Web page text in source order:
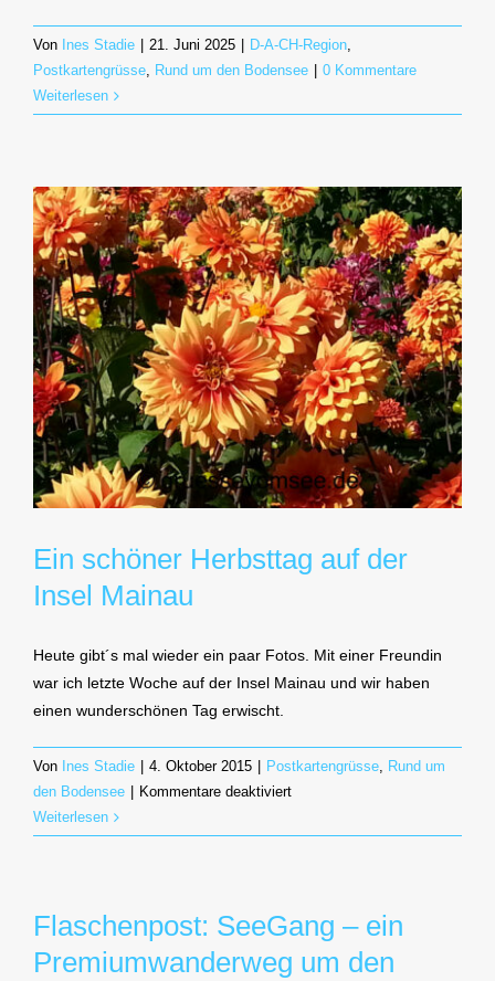
Von Ines Stadie 21. Juni 2025 D-A-CH-Region,
Postkartengrüsse, Rund um den Bodensee
0 Kommentare
Weiterlesen
Ein schöner Herbsttag auf der
Insel Mainau
Heute gibt´s mal wieder ein paar Fotos. Mit einer Freundin
war ich letzte Woche auf der Insel Mainau und wir haben
einen wunderschönen Tag erwischt.
Von Ines Stadie 4. Oktober 2015 Postkartengrüsse, Rund um
den Bodensee
Kommentare deaktiviertfür
schöner
der
Mainau
Weiterlesen
Flaschenpost: SeeGang – ein
Premiumwanderweg um den